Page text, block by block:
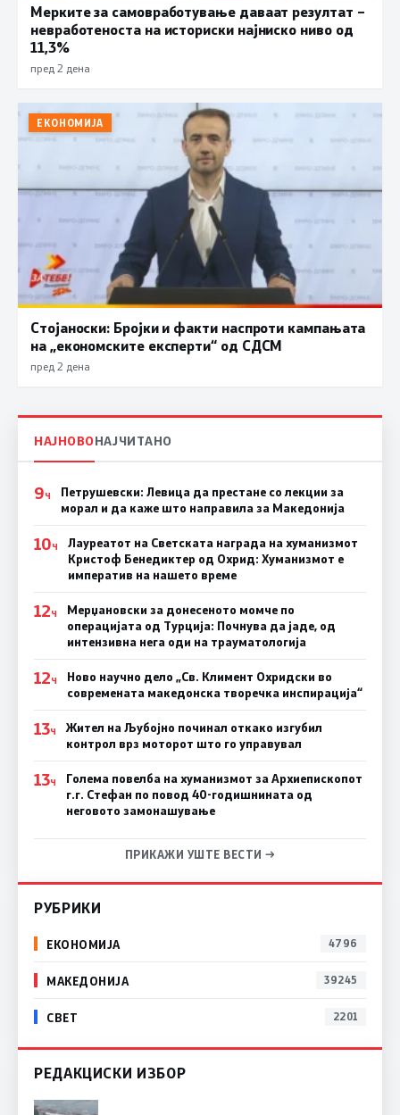
Мерките за самовработување даваат резултат –
невработеноста на историски најниско ниво од
11,3%
пред 2 дена
ЕКОНОМИЈА
Стојаноски: Бројки и факти наспроти кампањата
на „економските експерти“ од СДСM
пред 2 дена
НАЈНОВОНАЈЧИТАНО
9Ч
Петрушевски: Левица да престане со лекции за
морал и да каже што направила за Македонија
10Ч
Лауреатот на Светската награда на хуманизмот
Кристоф Бенедиктер од Охрид: Хуманизмот е
императив на нашето време
12Ч
Мерџановски за донесеното момче по
операцијата од Турција: Почнува да јаде, од
интензивна нега оди на трауматологија
12Ч
Ново научно дело „Св. Климент Охридски во
современата македонска творечка инспирација“
13Ч
Жител на Љубојно починал откако изгубил
контрол врз моторот што го управувал
13Ч
Голема повелба на хуманизмот за Архиепископот
г.г. Стефан по повод 40-годишнината од
неговото замонашување
ПРИКАЖИ УШТЕ ВЕСТИ →
РУБРИКИ
ЕКОНОМИЈА 4796
МАКЕДОНИЈА 39245
СВЕТ 2201
РЕДАКЦИСКИ ИЗБОР